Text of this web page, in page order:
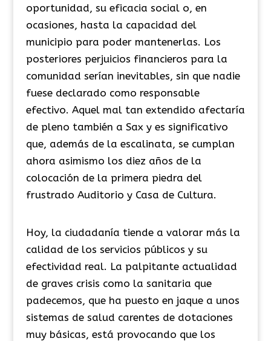
oportunidad, su eficacia social o, en
ocasiones, hasta la capacidad del
municipio para poder mantenerlas. Los
posteriores perjuicios financieros para la
comunidad serían inevitables, sin que nadie
fuese declarado como responsable
efectivo. Aquel mal tan extendido afectaría
de pleno también a Sax y es significativo
que, además de la escalinata, se cumplan
ahora asimismo los diez años de la
colocación de la primera piedra del
frustrado Auditorio y Casa de Cultura.
Hoy, la ciudadanía tiende a valorar más la
calidad de los servicios públicos y su
efectividad real. La palpitante actualidad
de graves crisis como la sanitaria que
padecemos, que ha puesto en jaque a unos
sistemas de salud carentes de dotaciones
muy básicas, está provocando que los